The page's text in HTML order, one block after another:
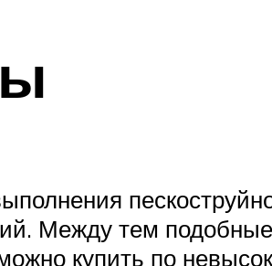
Между тем подобные
купить по